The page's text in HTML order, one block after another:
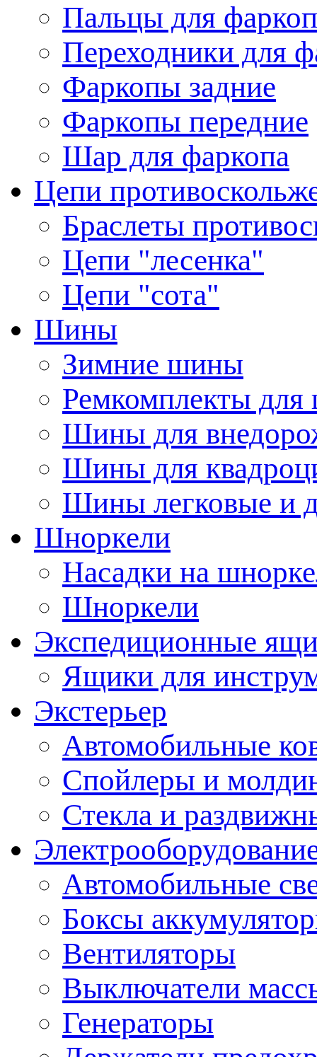
Пальцы для
Переходники для
Фаркопы задние
Фаркопы передние
Шар для фаркопа
Цепи
Браслеты
Цепи "лесенка"
Цепи "сота"
Шины
Зимние шины
Ремкомплекты
Шины для
Шины для
Шины легковые и
Шноркели
Насадки на
Шноркели
Экспедиционные
Ящики для
Экстерьер
Автомобильные
Спойлеры и
Стекла и
Автомобильные
Боксы
Вентиляторы
Выключатели
Генераторы